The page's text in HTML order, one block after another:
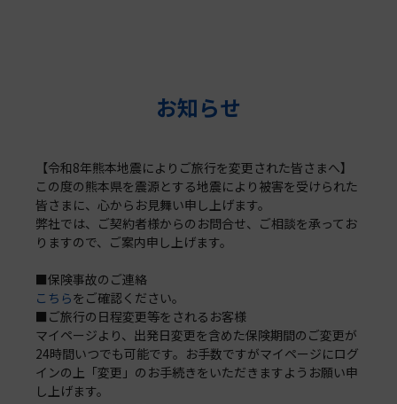
お知らせ
【令和8年熊本地震によりご旅行を変更された皆さまへ】
この度の熊本県を震源とする地震により被害を受けられた
皆さまに、心からお見舞い申し上げます。
弊社では、ご契約者様からのお問合せ、ご相談を承ってお
りますので、ご案内申し上げます。
■保険事故のご連絡
こちらをご確認ください。
■ご旅行の日程変更等をされるお客様
マイページより、出発日変更を含めた保険期間のご変更が
24時間いつでも可能です。お手数ですがマイページにログ
インの上「変更」のお手続きをいただきますようお願い申
し上げます。